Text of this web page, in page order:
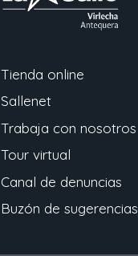
Tienda online
Sallenet
Trabaja con nosotros
Tour virtual
Canal de denuncias
Buzón de sugerencias